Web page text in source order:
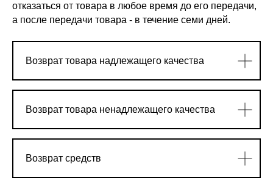
отказаться от товара в любое время до его передачи,
а после передачи товара - в течение семи дней.
Возврат товара надлежащего качества
Возврат товара ненадлежащего качества
Возврат средств